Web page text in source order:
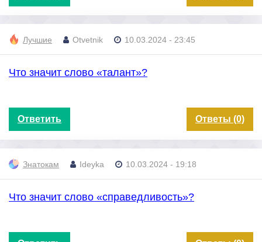
Лучшие Otvetnik 10.03.2024 - 23:45
Что значит слово «талант»?
Ответить Ответы (0)
Знатокам Ideyka 10.03.2024 - 19:18
Что значит слово «справедливость»?